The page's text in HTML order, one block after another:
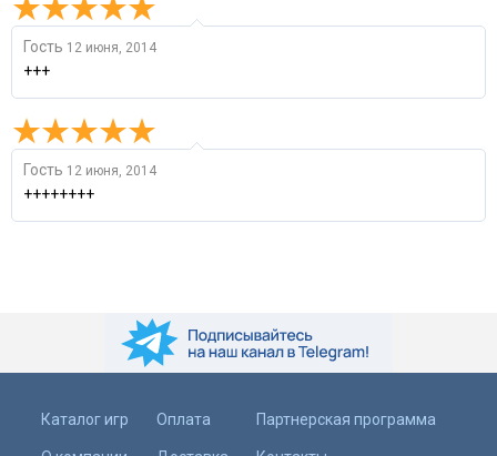
Гость 12 июня, 2014
+++
Гость 12 июня, 2014
++++++++
Каталог игр Оплата Партнерская программа